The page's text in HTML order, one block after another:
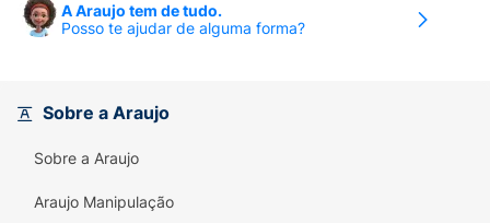
A Araujo tem de tudo.
Posso te ajudar de alguma forma?
Sobre a Araujo
Sobre a Araujo
Araujo Manipulação